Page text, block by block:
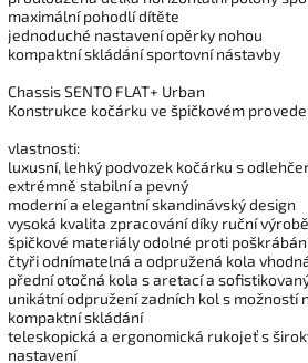
maximální pohodlí dítěte
jednoduché nastavení opěrky nohou
kompaktní skládání sportovní nástavby
Chassis SENTO FLAT+ Urban
Konstrukce kočárku ve špičkovém
vlastnosti:
luxusní, lehký podvozek kočárku s
extrémně stabilní a pevný
moderní a elegantní skandinávský design
vysoká kvalita zpracování díky ruční
špičkové materiály odolné proti
čtyři odnímatelná a odpružená kola
přední otočná kola s aretací a
unikátní odpružení zadních kol s možností
kompaktní skládání
teleskopická a ergonomická rukojeť s
nastavení